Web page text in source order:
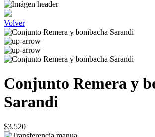
Volver
Conjunto Remera y
Sarandi
$3.520